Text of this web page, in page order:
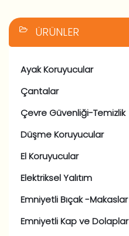
ÜRÜNLER
Ayak Koruyucular
Çantalar
Çevre Güvenliği-Temizlik
Düşme Koruyucular
El Koruyucular
Elektriksel Yalıtım
Emniyetli Bıçak -Makaslar
Emniyetli Kap ve Dolaplar